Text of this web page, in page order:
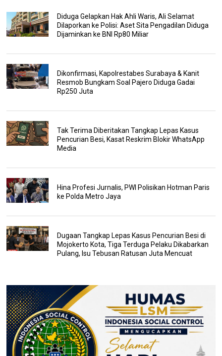
Diduga Gelapkan Hak Ahli Waris, Ali Selamat
Dilaporkan ke Polisi: Aset Sita Pengadilan Diduga
Dijaminkan ke BNI Rp80 Miliar
Dikonfirmasi, Kapolrestabes Surabaya & Kanit
Resmob Bungkam Soal Pajero Diduga Gadai
Rp250 Juta
Tak Terima Diberitakan Tangkap Lepas Kasus
Pencurian Besi, Kasat Reskrim Blokir WhatsApp
Media
Hina Profesi Jurnalis, PWI Polisikan Hotman Paris
ke Polda Metro Jaya
Dugaan Tangkap Lepas Kasus Pencurian Besi di
Mojokerto Kota, Tiga Terduga Pelaku Dikabarkan
Pulang, Isu Tebusan Ratusan Juta Mencuat